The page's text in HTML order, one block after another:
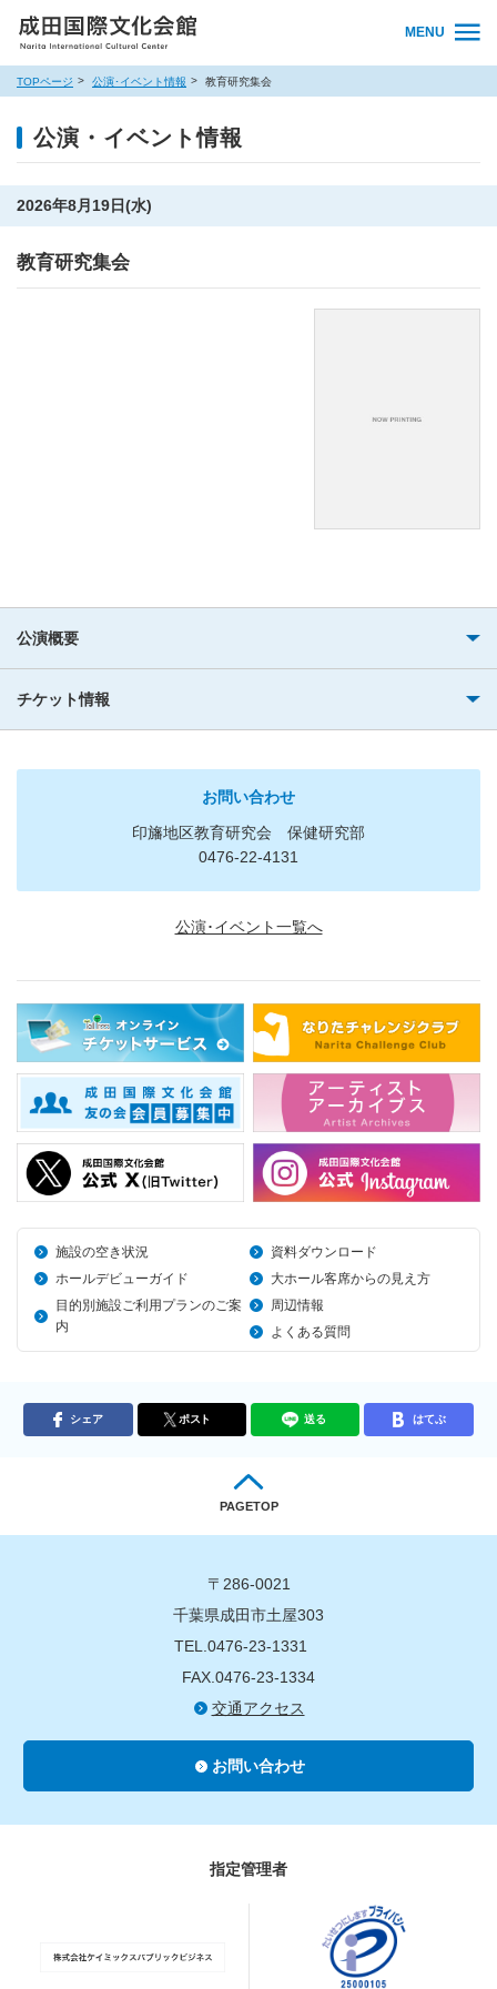
MENU
TOPページ 公演･イベント情報 教育研究集会
公演・イベント情報
2026年8月19日(水)
教育研究集会
公演概要
チケット情報
お問い合わせ
印旛地区教育研究会 保健研究部
0476-22-4131
公演･イベント一覧へ
施設の空き状況
資料ダウンロード
ホールデビューガイド
大ホール客席からの見え方
目的別施設ご利用プランのご案
内
周辺情報
よくある質問
シェア ポスト 送る はてぶ
PAGETOP
〒286-0021
千葉県成田市土屋303
TEL.0476-23-1331
FAX.0476-23-1334
交通アクセス
お問い合わせ
指定管理者